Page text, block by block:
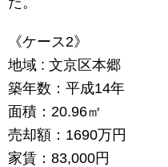
《ケース2》
地域 : 文京区本郷
築年数：平成14年
面積：20.96㎡
売却額：1690万円
家賃：83,000円